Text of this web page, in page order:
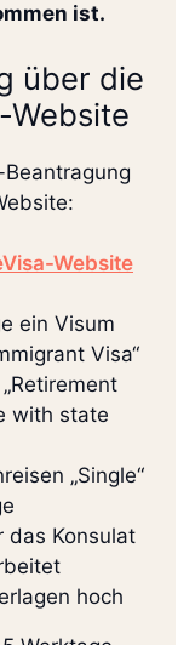
ist.
über die
Website
Website
ein Visum
Visa“
with state
„Single“
das Konsulat
hoch